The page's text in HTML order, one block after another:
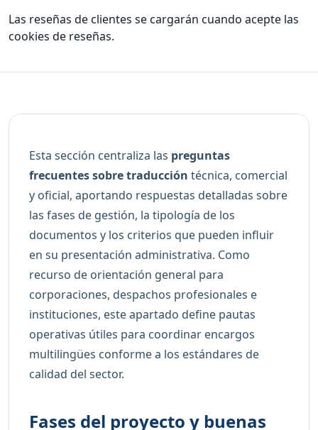
Las reseñas de clientes se cargarán cuando acepte las
cookies de reseñas.
Esta sección centraliza las preguntas
frecuentes sobre traducción técnica, comercial
y oficial, aportando respuestas detalladas sobre
las fases de gestión, la tipología de los
documentos y los criterios que pueden influir
en su presentación administrativa. Como
recurso de orientación general para
corporaciones, despachos profesionales e
instituciones, este apartado define pautas
operativas útiles para coordinar encargos
multilingües conforme a los estándares de
calidad del sector.
Fases del proyecto y buenas